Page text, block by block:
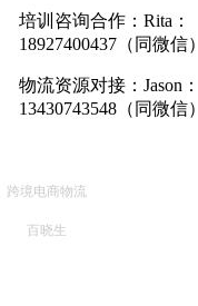
培训咨询合作：Rita：
18927400437（同微信）
物流资源对接：Jason：
13430743548（同微信）
跨境电商物流
百晓生